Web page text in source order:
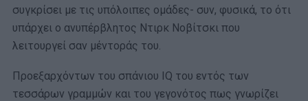
συγκρίσει με τις υπόλοιπες ομάδες- συν, φυσικά, το ότι
υπάρχει ο ανυπέρβλητος Ντιρκ Νοβίτσκι που
λειτουργεί σαν μέντοράς του.
Προεξαρχόντων του σπάνιου IQ του εντός των
τεσσάρων γραμμών και του γεγονότος πως γνωρίζει